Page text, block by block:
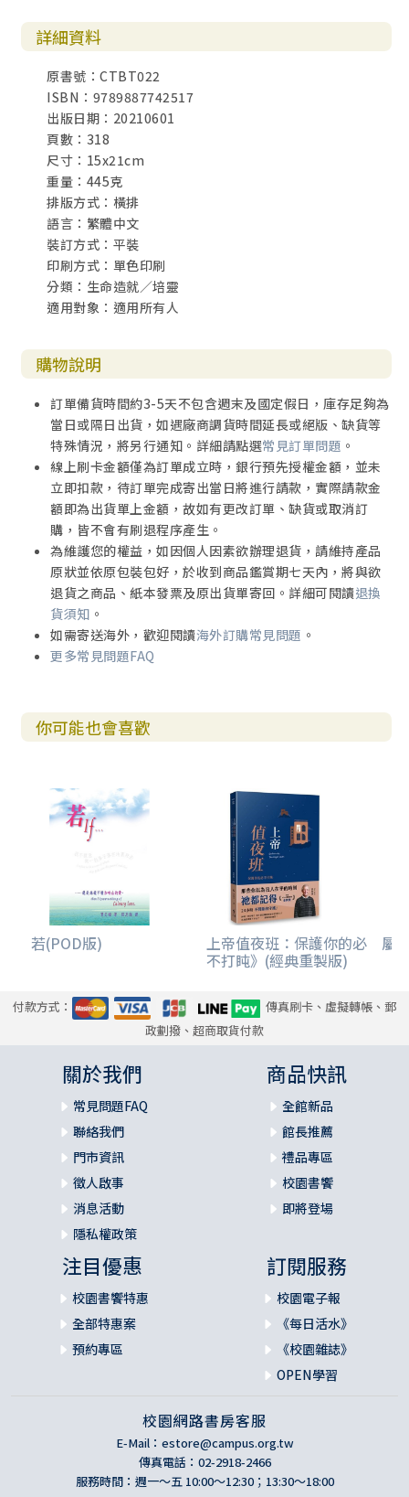
詳細資料
原書號：CTBT022
ISBN：9789887742517
出版日期：20210601
頁數：318
尺寸：15x21cm
重量：445克
排版方式：橫排
語言：繁體中文
裝訂方式：平裝
印刷方式：單色印刷
分類：生命造就／培靈
適用對象：適用所有人
購物說明
訂單備貨時間約3-5天不包含週末及國定假日，庫存足夠為
當日或隔日出貨，如遇廠商調貨時間延長或絕版、缺貨等
特殊情況，將另行通知。詳細請點選常見訂單問題 。
線上刷卡金額僅為訂單成立時，銀行預先授權金額，並未
立即扣款，待訂單完成寄出當日將進行請款，實際請款金
額即為出貨單上金額，故如有更改訂單、缺貨或取消訂
購，皆不會有刷退程序產生。
為維護您的權益，如因個人因素欲辦理退貨，請維持產品
原狀並依原包裝包好，於收到商品鑑賞期七天內，將與欲
退貨之商品、紙本發票及原出貨單寄回。詳細可閱讀退換
貨須知 。
如需寄送海外，歡迎閱讀海外訂購常見問題 。
更多常見問題FAQ
你可能也會喜歡
若(POD版) 上帝值夜班：保護你的必
不打盹》(經典重製版)
屬
付款方式：
傳真刷卡、虛擬轉帳、郵
政劃撥、超商取貨付款
關於我們
常見問題FAQ
聯絡我們
門市資訊
徵人啟事
消息活動
隱私權政策
商品快訊
全館新品
館長推薦
禮品專區
校園書饗
即將登場
注目優惠
校園書饗特惠
全部特惠案
預約專區
訂閱服務
校園電子報
《每日活水》
《校園雜誌》
OPEN學習
校園網路書房客服
E-Mail： estore@campus.org.tw
傳真電話：02-2918-2466
服務時間：週一～五 10:00～12:30；13:30～18:00